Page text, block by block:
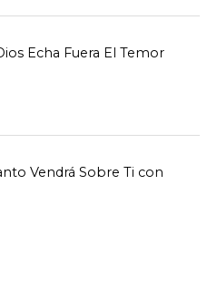
Echa Fuera El Temor
Vendrá Sobre Ti con